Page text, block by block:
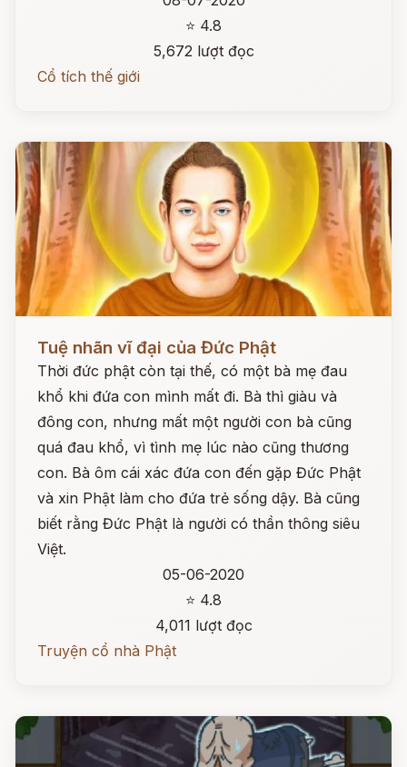
⭐ 4.8
5,672 lượt đọc
Cổ tích thế giới
Tuệ nhãn vĩ đại của Đức Phật
Thời đức phật còn tại thế, có một bà mẹ đau
khổ khi đứa con mình mất đi. Bà thì giàu và
đông con, nhưng mất một người con bà cũng
quá đau khổ, vì tình mẹ lúc nào cũng thương
con. Bà ôm cái xác đứa con đến gặp Đức Phật
và xin Phật làm cho đứa trẻ sống dậy. Bà cũng
biết rằng Đức Phật là người có thần thông siêu
Việt.
05-06-2020
⭐ 4.8
4,011 lượt đọc
Truyện cổ nhà Phật